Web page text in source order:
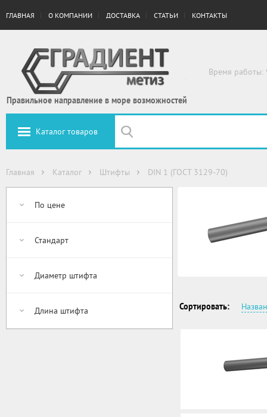
ГЛАВНАЯ О КОМПАНИИ ДОСТАВКА СТАТЬИ КОНТАКТЫ
Правильное направление в море возможностей
Время работы:
Каталог товаров
Главная Каталог Штифты DIN 1 (ГОСТ 3129-70)
По цене
Стандарт
Диаметр ​штифта
Длина штифта Сортировать: